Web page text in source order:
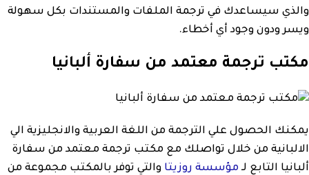
والذي سيساعدك في ترجمة الملفات والمستندات بكل سهولة
ويسر ودون وجود أي أخطاء.
مكتب ترجمة معتمد من سفارة ألبانيا
يمكنك الحصول علي الترجمة من اللغة العربية والانجليزية الي
الالبانية من خلال تواصلك مع مكتب ترجمة معتمد من سفارة
ألبانيا التابع لـ مؤسسة روزيتا والتي توفر بالمكتب مجموعة من